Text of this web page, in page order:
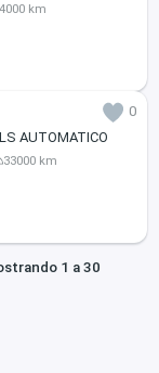
km
0
AUTOMATICO
33000 km
1 a 30